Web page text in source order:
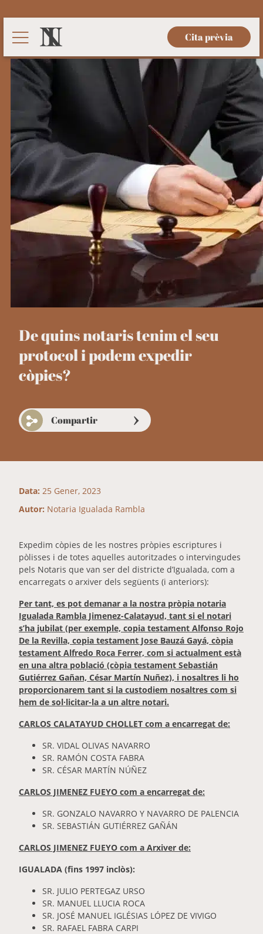
Cita prèvia
De quins notaris tenim el seu
protocol i podem expedir
còpies?
Compartir
Data: 25 Gener, 2023
Autor: Notaria Igualada Rambla
Expedim còpies de les nostres pròpies escriptures i
pòlisses i de totes aquelles autoritzades o intervingudes
pels Notaris que van ser del districte d’Igualada, com a
encarregats o arxiver dels següents (i anteriors):
Per tant, es pot demanar a la nostra pròpia notaria
Igualada Rambla Jimenez-Calatayud, tant si el notari
s’ha jubilat (per exemple, copia testament Alfonso Rojo
De la Revilla, copia testament Jose Bauzá Gayá, còpia
testament Alfredo Roca Ferrer, com si actualment està
en una altra població (còpia testament Sebastián
Gutiérrez Gañan, César Martín Nuñez), i nosaltres li ho
proporcionarem tant si la custodiem nosaltres com si
hem de sol·licitar-la a un altre notari.
CARLOS CALATAYUD CHOLLET com a encarregat de:
SR. VIDAL OLIVAS NAVARRO
SR. RAMÓN COSTA FABRA
SR. CÉSAR MARTÍN NÚÑEZ
CARLOS JIMENEZ FUEYO com a encarregat de:
SR. GONZALO NAVARRO Y NAVARRO DE PALENCIA
SR. SEBASTIÁN GUTIÉRREZ GAÑÁN
CARLOS JIMENEZ FUEYO com a Arxiver de:
IGUALADA (fins 1997 inclòs):
SR. JULIO PERTEGAZ URSO
SR. MANUEL LLUCIA ROCA
SR. JOSÉ MANUEL IGLÉSIAS LÓPEZ DE VIVIGO
SR. RAFAEL FABRA CARPI